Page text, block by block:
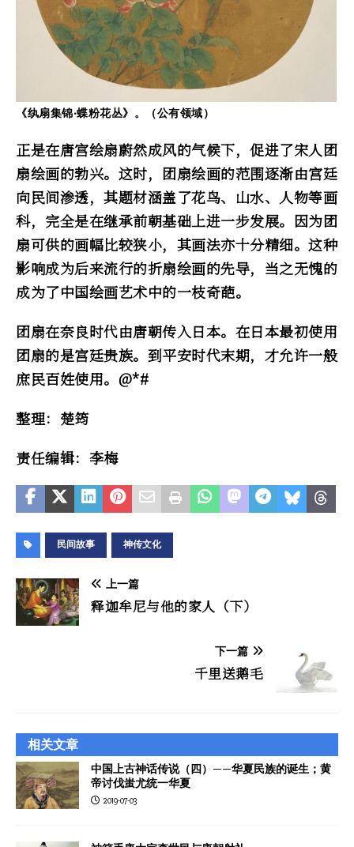
《纨扇集锦‧蝶粉花丛》。（公有领域）
正是在唐宫绘扇蔚然成风的气候下，促进了宋人团
扇绘画的勃兴。这时，团扇绘画的范围逐渐由宫廷
向民间渗透，其题材涵盖了花鸟、山水、人物等画
科，完全是在继承前朝基础上进一步发展。因为团
扇可供的画幅比较狭小，其画法亦十分精细。这种
影响成为后来流行的折扇绘画的先导，当之无愧的
成为了中国绘画艺术中的一枝奇葩。
团扇在奈良时代由唐朝传入日本。在日本最初使用
团扇的是宫廷贵族。到平安时代末期，才允许一般
庶民百姓使用。@*#
整理：楚筠
责任编辑：李梅
民间故事 神传文化
上一篇
释迦牟尼与他的家人（下）
下一篇
千里送鹅毛
相关文章
中国上古神话传说（四）——华夏民族的诞生；黄
帝讨伐蚩尤统一华夏
2019-07-03